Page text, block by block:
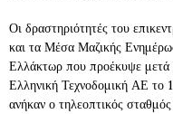
Οι δραστηριότητές του
και τα Μέσα Μαζικής
Ελλάκτωρ που προέκυψε
Ελληνική Τεχνοδομική ΑΕ το
ανήκαν ο τηλεοπτικός σταθμός